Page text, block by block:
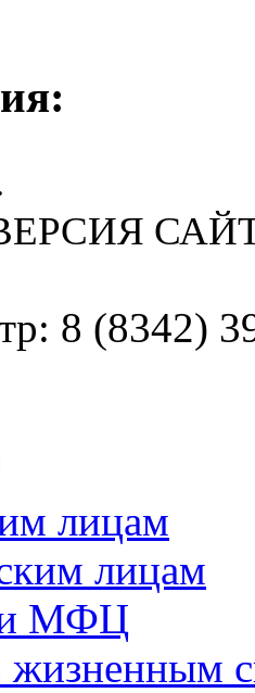
8 (8342)
лицам
лицам
МФЦ
жизненным